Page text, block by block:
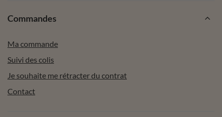
Commandes
Ma commande
Suivi des colis
Je souhaite me rétracter du contrat
Contact